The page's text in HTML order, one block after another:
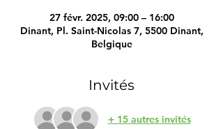
27 févr. 2025, 09:00 – 16:00
Dinant, Pl. Saint-Nicolas 7, 5500 Dinant,
Belgique
Invités
+ 15 autres invités